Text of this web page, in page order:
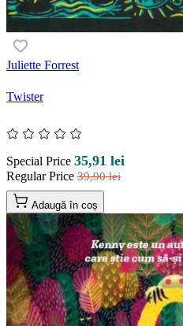
Juliette Forrest
Twister
Special Price 35,91 lei
Regular Price 39,90 lei
Adaugă în coș